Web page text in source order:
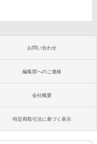
お問い合わせ
編集部へのご連絡
会社概要
特定商取引法に基づく表示